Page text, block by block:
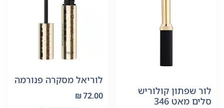
לור שפתון קולוריש
סלים מאט 346
לוריאל מסקרה פנורמה
₪72.00